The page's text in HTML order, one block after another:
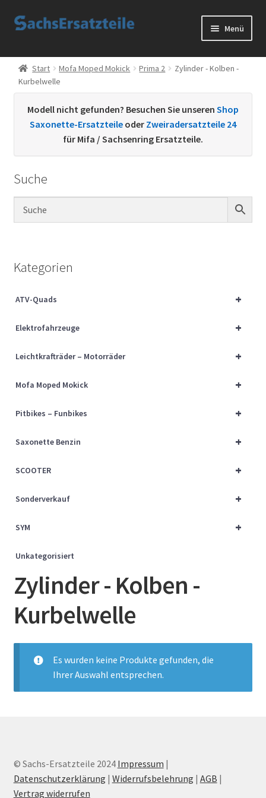
Zur
Zum
Menü
Start
AGB
Datenschutzerklärung
Kontakt
Sachs Ersatzteile
Über uns
Start Mofa Moped Mokick Prima 2
Zylinder - Kolben -
Kurbelwelle
Modell nicht gefunden? Besuchen Sie unseren Shop
Saxonette-Ersatzteile oder Zweiradersatzteile 24
für Mifa / Sachsenring Ersatzteile.
Suche
Kategorien
+
ATV-Quads
+
Elektrofahrzeuge
+
Leichtkrafträder – Motorräder
+
Mofa Moped Mokick
+
Pitbikes – Funbikes
+
Saxonette Benzin
+
SCOOTER
+
Sonderverkauf
+
SYM
Unkategorisiert
Zylinder - Kolben -
Kurbelwelle
Es wurden keine Produkte gefunden, die
Ihrer Auswahl entsprechen.
© Sachs-Ersatzteile 2024 Impressum |
Datenschutzerklärung | Widerrufsbelehrung | AGB |
Vertrag widerrufen